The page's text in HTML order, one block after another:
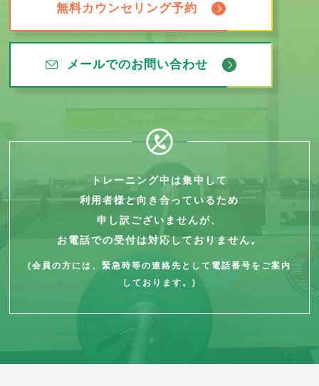
無料カウンセリング予約
メールでのお問い合わせ
トレーニング中は集中して
利用者様と向き合っているため
申し訳ございませんが、
お電話での受付は対応しておりません。
(会員の方には、緊急時等の連絡先として電話番号をご案内
しております。)